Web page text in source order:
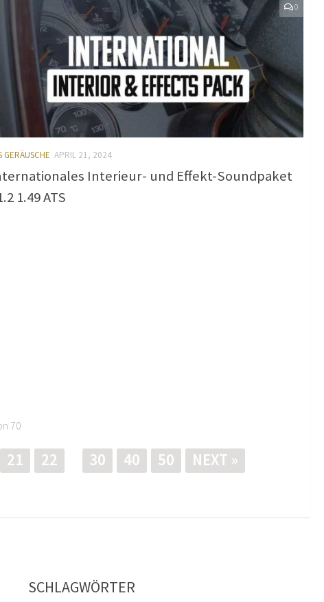
0
GERÄUSCHE APRIL 21, 2024
Interieur- und Effekt-Soundpaket
1.49 ATS
70
21 22 30 40 50 NEXT »
SCHLAGWÖRTER